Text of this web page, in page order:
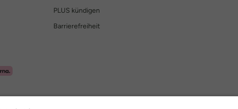
PLUS kündigen
Barrierefreiheit